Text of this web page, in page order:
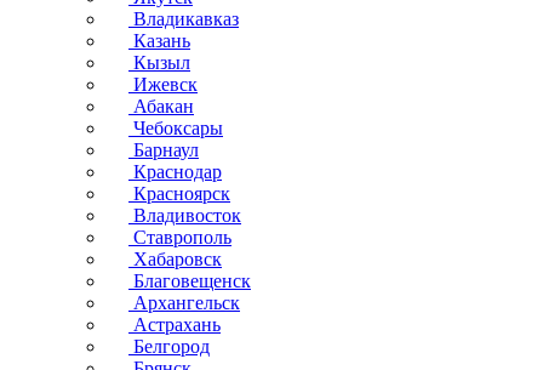
Владикавказ
Казань
Кызыл
Ижевск
Абакан
Чебоксары
Барнаул
Краснодар
Красноярск
Владивосток
Ставрополь
Хабаровск
Благовещенск
Архангельск
Астрахань
Белгород